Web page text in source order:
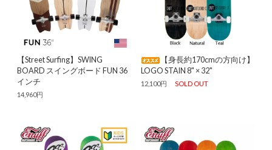
【Street Surfing】SWING
BOARD スイングボード FUN 36
インチ
14,960円
【身長約170cmの方向け】
LOGO STAIN 8" × 32"
12,100円 SOLD OUT